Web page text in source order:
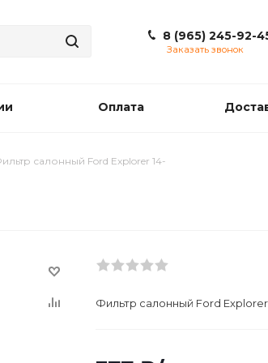
8 (965) 245-92-
Заказать звонок
Оплата
салонный Ford Explorer 14-
Фильтр салонный Ford Explorer